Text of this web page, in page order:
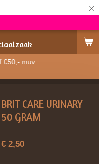
×
€50,- muv
BRIT CARE URINARY
50 GRAM
€ 2,50